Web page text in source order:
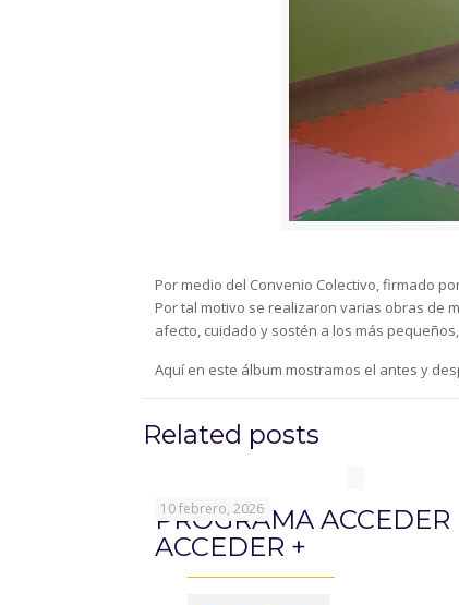
Por medio del Convenio Colectivo, firmado
Por tal motivo se realizaron varias obras de
afecto, cuidado y sostén a los más
Aquí en este álbum mostramos el antes y
Related posts
10 febrero, 2026
PROGRAMA ACCEDER
ACCEDER +